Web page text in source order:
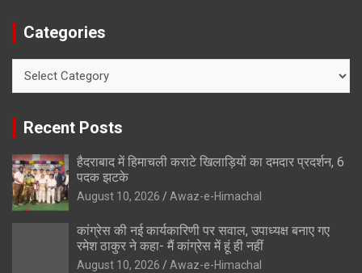
Categories
Recent Posts
हैदराबाद में हिमाचली कराटे खिलाड़ियों का दमदार प्रदर्शन, 6
पदक झटके
August 10, 2026 Awaz-e-Himachal
कांग्रेस की नई कार्यकारिणी पर सवाल, उपाध्यक्ष बनाए गए
रमेश ठाकुर ने कहा- मैं कांग्रेस में हूं ही नहीं
August 10, 2026 Awaz-e-Himachal